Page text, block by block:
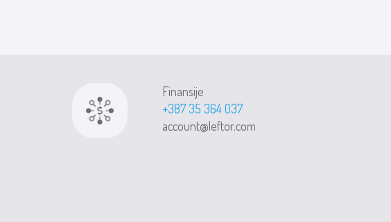
Finansije
+387 35 364 037
account@leftor.com